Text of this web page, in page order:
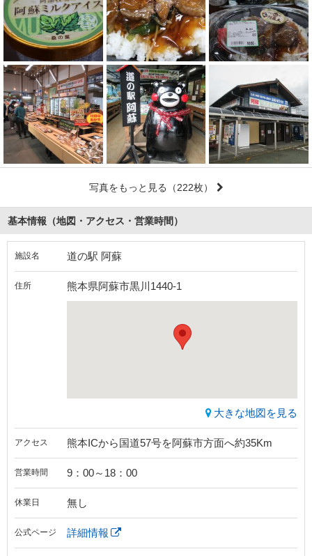
写真をもっと見る （222枚）
基本情報（地図・アクセス・営業時間）
施設名 道の駅 阿蘇
住所 熊本県阿蘇市黒川1440-1
大きな地図を見る
アクセス 熊本ICから国道57号を阿蘇市方面へ約35Km
営業時間 9：00～18：00
休業日 無し
公式ページ 詳細情報